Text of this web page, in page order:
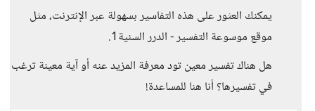
يمكنك العثور على هذه التفاسير بسهولة عبر الإنترنت، مثل
موقع موسوعة التفسير - الدرر السنية1.
هل هناك تفسير معين تود معرفة المزيد عنه أو آية معينة ترغب
في تفسيرها؟ أنا هنا للمساعدة!